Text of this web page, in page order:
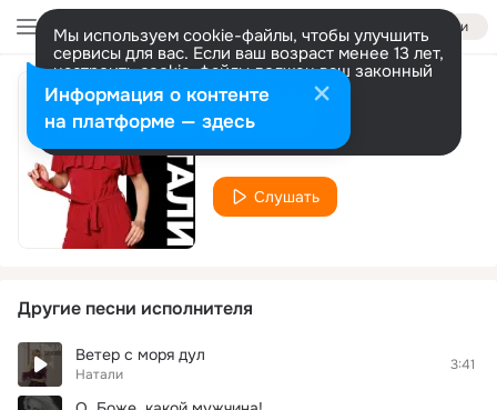
Войти
Мы используем cookie-файлы, чтобы улучшить
сервисы для вас. Если ваш возраст менее 13 лет,
настроить cookie-файлы должен ваш законный
представитель. Больше информации
Разрешить все Настроить
Володя
Натали
Слушать
Другие песни исполнителя
Ветер с моря дул
Натали
3:41
Информация о контенте
на платформе — здесь